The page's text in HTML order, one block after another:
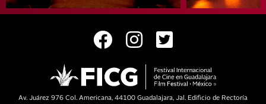
Av. Juárez 976 Col. Americana, 44100 Guadalajara, Jal. Edificio de Rectoría